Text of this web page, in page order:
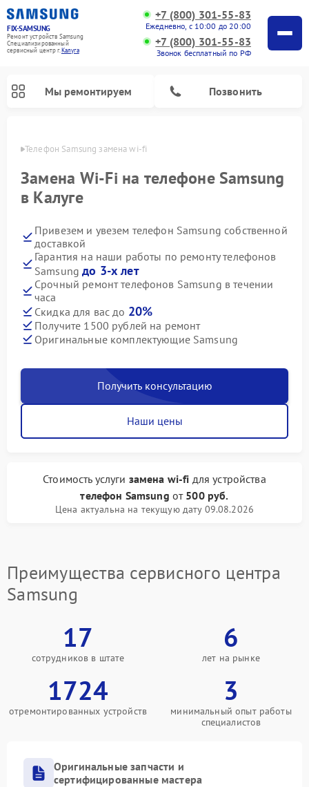
FIX-SAMSUNG
Ремонт устройств Samsung
Специализированный
cервисный центр г.Калуга
+7 (800) 301-55-83
Ежедневно, с 10:00 до 20:00
+7 (800) 301-55-83
Звонок бесплатный по РФ
Мы ремонтируем Позвонить
Телефон Samsung замена wi-fi
Замена Wi-Fi на телефоне Samsung
в Калуге
Привезем и увезем телефон Samsung собственной
доставкой
Гарантия на наши работы по ремонту телефонов
Samsungдо 3-х лет
Срочный ремонт телефонов Samsung в течении
часа
Скидка для вас до 20%
Получите 1500 рублей на ремонт
Оригинальные комплектующие Samsung
Получить консультацию
Наши цены
Стоимость услуги замена wi-fi для устройства
телефон Samsung от 500 руб.
Цена актуальна на текущую дату 09.08.2026
Преимущества сервисного центра
Samsung
17
сотрудников в штате
6
лет на рынке
1724
отремонтированных устройств
3
минимальный опыт работы
специалистов
Оригинальные запчасти и
сертифицированные мастера